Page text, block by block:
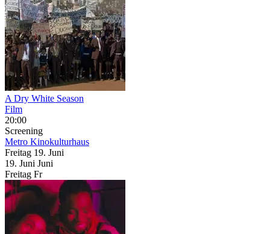
A Dry White Season
Film
20:00
Screening
Metro Kinokulturhaus
Freitag 19. Juni
19. Juni Juni
Freitag Fr